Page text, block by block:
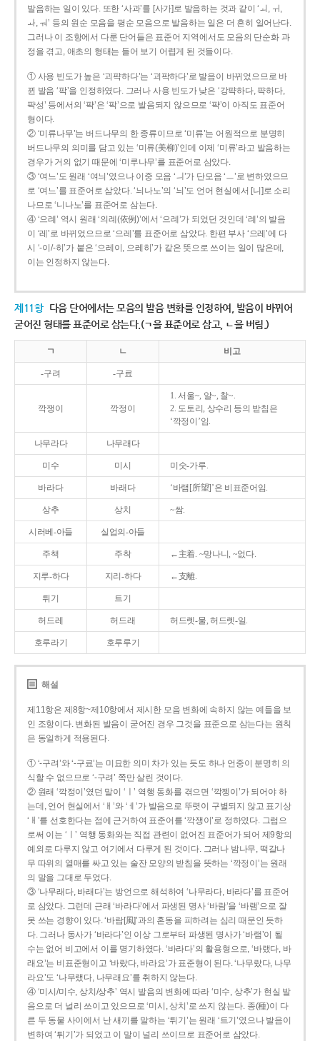
발음하는 일이 있다. 또한 ‘사과’를 [사가]로 발음하는 것과 같이 ‘ㅚ, ㅟ,
ㅘ, ㅝ’ 등의 원순 모음을 평순 모음으로 발음하는 일은 더 흔히 일어난다.
그러나 이 조항에서 다룬 단어들은 표준어 지역에서도 모음의 단순화 과
정을 겪고, 애초의 형태는 들어 보기 어렵게 된 것들이다.
① 사용 빈도가 높은 ‘괴퍅하다’는 ‘괴팍하다’로 발음이 바뀌었으므로 바
뀐 발음 ‘팍’을 인정하였다. 그러나 사용 빈도가 낮은 ‘강퍅하다, 퍅하다,
퍅성’ 등에서의 ‘퍅’은 ‘팍’으로 발음되지 않으므로 ‘퍅’이 아직도 표준어
형이다.
② ‘미류나무’는 버드나무의 한 종류이므로 ‘미류’는 어원적으로 분명히
버드나무의 의미를 담고 있는 ‘미류(美柳)’인데 이제 ‘미류’라고 발음하는
경우가 거의 없기 때문에 ‘미루나무’를 표준어로 삼았다.
③ ‘여느’도 원래 ‘여늬’였으나 이중 모음 ‘ㅢ’가 단모음 ‘ㅡ’로 변하였으므
로 ‘여느’를 표준어로 삼았다. ‘늬나노’의 ‘늬’도 언어 현실에서 [니]로 소리
나므로 ‘니나노’를 표준어로 삼는다.
④ ‘으례’ 역시 원래 ‘의례(依例)’에서 ‘으례’가 되었던 것인데 ‘례’의 발음
이 ‘레’로 바뀌었으므로 ‘으레’를 표준어로 삼았다. 한편 부사 ‘으레’에 다
시 ‘-이/-히’가 붙은 ‘으레이, 으레히’가 같은 뜻으로 쓰이는 일이 많은데,
이는 인정하지 않는다.
제11항 다음 단어에서는 모음의 발음 변화를 인정하여, 발음이 바뀌어
굳어진 형태를 표준어로 삼는다.(ㄱ을 표준어로 삼고, ㄴ을 버림.)
ㄱ ㄴ 비고
-구려 -구료
깍쟁이 깍정이
1. 서울~, 알~, 찰~.
2. 도토리, 상수리 등의 받침은
‘깍정이’임.
나무라다 나무래다
미수 미시 미숫-가루.
바라다 바래다 ‘바램[所望]’은 비표준어임.
상추 상치 ~쌈.
시러베-아들 실업의-아들
주책 주착 ←主着. ~망나니, ~없다.
지루-하다 지리-하다 ←支離.
튀기 트기
허드레 허드래 허드렛-물, 허드렛-일.
호루라기 호루루기
해설
제11항은 제8항~제10항에서 제시한 모음 변화에 속하지 않는 예들을 보
인 조항이다. 변화된 발음이 굳어진 경우 그것을 표준으로 삼는다는 원칙
은 동일하게 적용된다.
① ‘-구려’와 ‘-구료’는 미묘한 의미 차가 있는 듯도 하나 언중이 분명히 의
식할 수 없으므로 ‘-구려’ 쪽만 살린 것이다.
② 원래 ‘깍정이’였던 말이 ‘ㅣ’ 역행 동화를 겪으면 ‘깍젱이’가 되어야 하
는데, 언어 현실에서 ‘ㅐ’와 ‘ㅔ’가 발음으로 뚜렷이 구별되지 않고 표기상
‘ㅐ’를 선호한다는 점에 근거하여 표준어를 ‘깍쟁이’로 정하였다. 그럼으
로써 이는 ‘ㅣ’ 역행 동화와는 직접 관련이 없어진 표준어가 되어 제9항의
예외로 다루지 않고 여기에서 다루게 된 것이다. 그러나 밤나무, 떡갈나
무 따위의 열매를 싸고 있는 술잔 모양의 받침을 뜻하는 ‘깍정이’는 원래
의 말을 그대로 두었다.
③ ‘나무래다, 바래다’는 방언으로 해석하여 ‘나무라다, 바라다’를 표준어
로 삼았다. 그런데 근래 ‘바라다’에서 파생된 명사 ‘바람’을 ‘바램’으로 잘
못 쓰는 경향이 있다. ‘바람[風]’과의 혼동을 피하려는 심리 때문인 듯하
다. 그러나 동사가 ‘바라다’인 이상 그로부터 파생된 명사가 ‘바램’이 될
수는 없어 비고에서 이를 명기하였다. ‘바라다’의 활용형으로, ‘바랬다, 바
래요’는 비표준형이고 ‘바랐다, 바라요’가 표준형이 된다. ‘나무랐다, 나무
라요’도 ‘나무랬다, 나무래요’를 취하지 않는다.
④ ‘미시/미수, 상치/상추’ 역시 발음의 변화에 따라 ‘미수, 상추’가 현실 발
음으로 더 널리 쓰이고 있으므로 ‘미시, 상치’로 쓰지 않는다. 종(種)이 다
른 두 동물 사이에서 난 새끼를 말하는 ‘튀기’는 원래 ‘트기’였으나 발음이
변하여 ‘튀기’가 되었고 이 말이 널리 쓰이므로 표준어로 삼았다.